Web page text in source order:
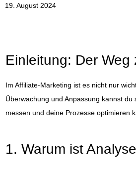
19. August 2024
Einleitung: Der
Im Affiliate-Marketing ist es nicht nur
Überwachung und Anpassung kannst
messen und deine Prozesse optimieren
1. Warum ist